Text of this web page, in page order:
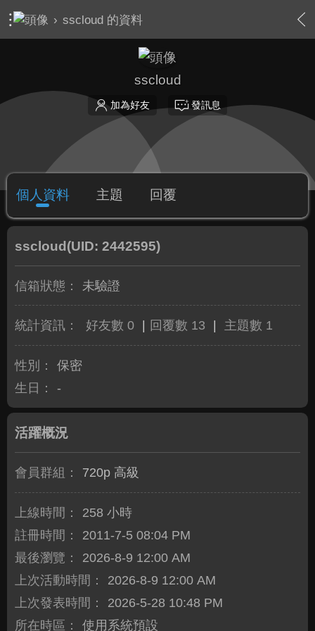
› sscloud 的資料
sscloud
加為好友 發訊息
個人資料 主題 回覆
sscloud (UID: 2442595)
信箱狀態： 未驗證
統計資訊： 好友數 0 回覆數 13 主題數 1
性別：
保密
生日：
-
活躍概況
會員群組： 720p 高級
上線時間：
258 小時
註冊時間：
2011-7-5 08:04 PM
最後瀏覽：
2026-8-9 12:00 AM
上次活動時間：
2026-8-9 12:00 AM
上次發表時間：
2026-5-28 10:48 PM
所在時區：
使用系統預設